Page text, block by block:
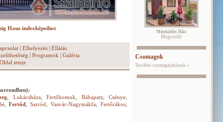
Haus indexképeihez
| Elhelyezés| Ellátás
| Programok | Galéria
Oldal teteje
Lukácsháza, Fertőhomok Rábapaty, Csénye
,Fertőd ,Sarród ,Vasvár-Nagymákfa Fertőrákos
Muskátlis Ház
Mogyoród
Csomagok
További csomagajánlatok »